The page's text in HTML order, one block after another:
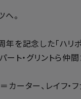
へ。
を記念した「ハリ
パート・グリント
ーター、レイフ・